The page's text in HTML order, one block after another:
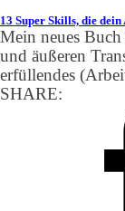
13 Super Skills, die
Mein neues
und äußeren
erfüllendes
SHARE: